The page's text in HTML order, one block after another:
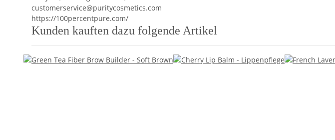
customerservice@puritycosmetics.com
https://100percentpure.com/
Kunden kauften dazu folgende Artikel